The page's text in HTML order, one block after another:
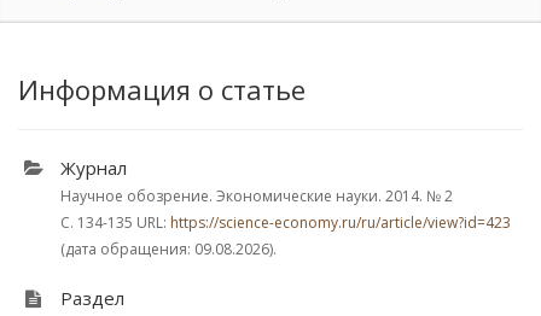
Информация о статье
Журнал
Научное обозрение. Экономические науки. 2014. № 2
С. 134-135 URL: https://science-economy.ru/ru/article/view?id=423
(дата обращения: 09.08.2026).
Раздел